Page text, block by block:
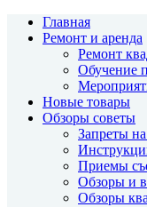
Главная
Ремонт и аренда
Ремонт
Обучение
Новые товары
Обзоры советы
Запреты
Приемы
Обзоры и
Обзоры